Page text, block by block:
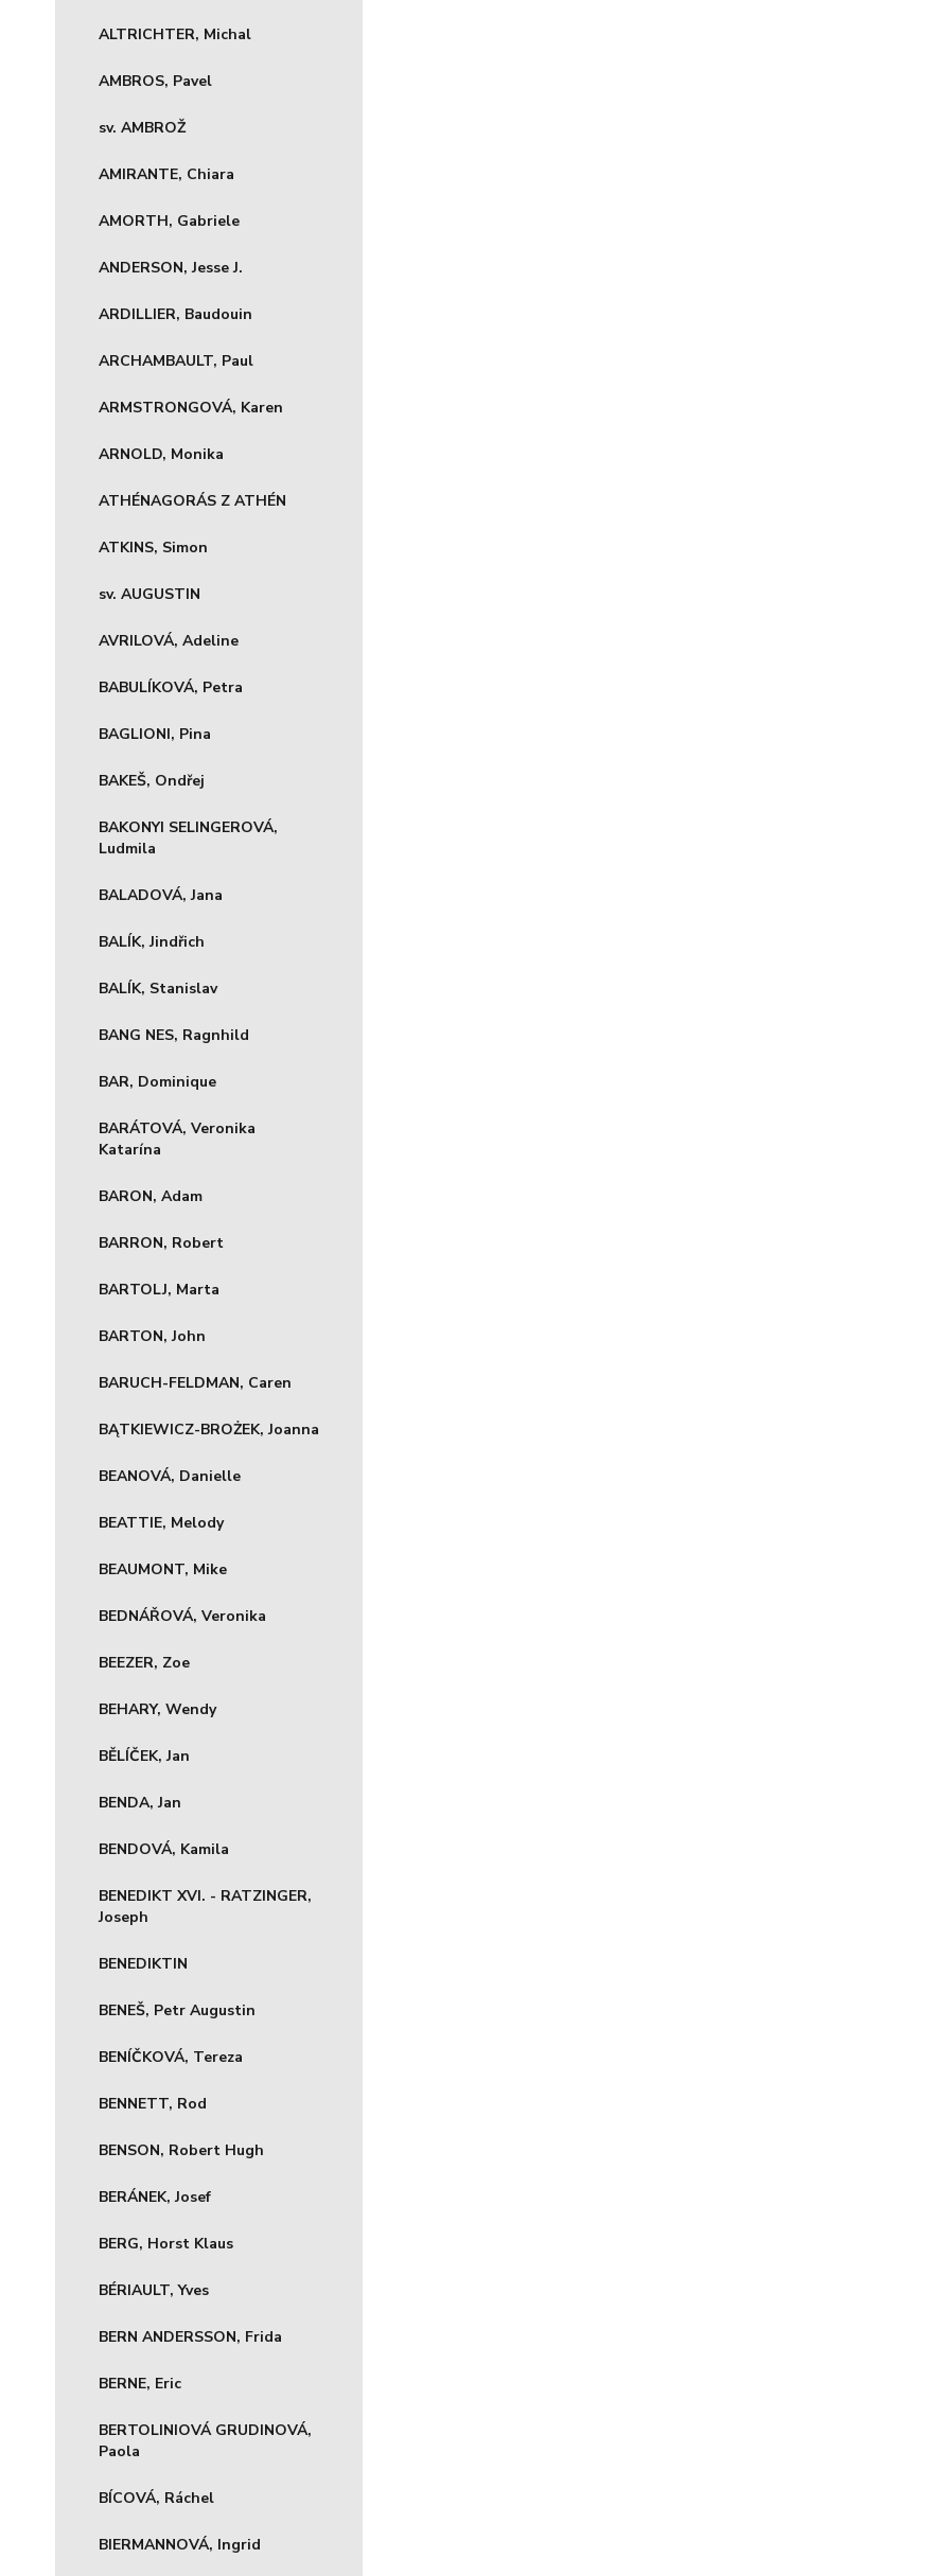
ALTRICHTER, Michal
AMBROS, Pavel
sv. AMBROŽ
AMIRANTE, Chiara
AMORTH, Gabriele
ANDERSON, Jesse J.
ARDILLIER, Baudouin
ARCHAMBAULT, Paul
ARMSTRONGOVÁ, Karen
ARNOLD, Monika
ATHÉNAGORÁS Z ATHÉN
ATKINS, Simon
sv. AUGUSTIN
AVRILOVÁ, Adeline
BABULÍKOVÁ, Petra
BAGLIONI, Pina
BAKEŠ, Ondřej
BAKONYI SELINGEROVÁ,
Ludmila
BALADOVÁ, Jana
BALÍK, Jindřich
BALÍK, Stanislav
BANG NES, Ragnhild
BAR, Dominique
BARÁTOVÁ, Veronika
Katarína
BARON, Adam
BARRON, Robert
BARTOLJ, Marta
BARTON, John
BARUCH-FELDMAN, Caren
BĄTKIEWICZ-BROŻEK, Joanna
BEANOVÁ, Danielle
BEATTIE, Melody
BEAUMONT, Mike
BEDNÁŘOVÁ, Veronika
BEEZER, Zoe
BEHARY, Wendy
BĚLÍČEK, Jan
BENDA, Jan
BENDOVÁ, Kamila
BENEDIKT XVI. - RATZINGER,
Joseph
BENEDIKTIN
BENEŠ, Petr Augustin
BENÍČKOVÁ, Tereza
BENNETT, Rod
BENSON, Robert Hugh
BERÁNEK, Josef
BERG, Horst Klaus
BÉRIAULT, Yves
BERN ANDERSSON, Frida
BERNE, Eric
BERTOLINIOVÁ GRUDINOVÁ,
Paola
BÍCOVÁ, Ráchel
BIERMANNOVÁ, Ingrid